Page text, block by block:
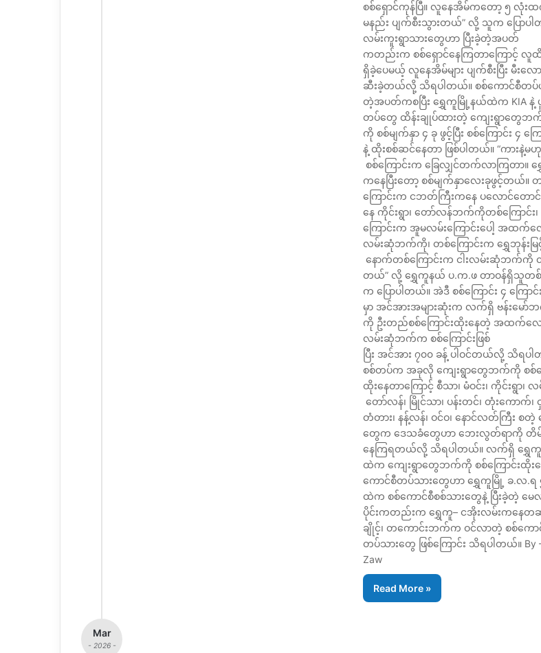
စစ်ရှောင်ကုန်ပြီ။ လူနေအိမ်ကတော့ ၅ လုံး
မနည်း ပျက်စီးသွားတယ်” လို့ သူက ပြောပ
လမ်းကူးရွာသားတွေဟာ ပြီးခဲ့တဲ့အပတ်
ကတည်းက စစ်ရှောင်နေကြတာကြောင့် လူ
ရှိခဲ့ပေမယ့် လူနေအိမ်များ ပျက်စီးပြီး မီးလေ
ဆီးခဲ့တယ်လို့ သိရပါတယ်။ စစ်ကောင်စီတပ်ဟ
တဲ့အပတ်ကစပြီး ရွှေကူမြို့နယ်ထဲက KIA နဲ့ ပူး
တပ်တွေ ထိန်းချုပ်ထားတဲ့ ကျေးရွာတွေဘ
ကို စစ်မျက်နှာ ၄ ခု ဖွင့်ပြီး စစ်ကြောင်း ၄ ကြေ
နဲ့ ထိုးစစ်ဆင်နေတာ ဖြစ်ပါတယ်။ “ကားနဲ့မ
စစ်ကြောင်းက ခြေလျှင်တက်လာကြတာ။
ကနေပြီးတော့ စစ်မျက်နှာလေးခုဖွင့်တယ်။
ကြောင်းက ငဘတ်ကြီးကနေ ပလောင်တော
နေ ကိုင်းရွာ၊ တော်လန်ဘက်ကိုတစ်ကြောင်း
ကြောင်းက အူမလမ်းကြောင်းပေါ့ အထက်လ
လမ်းဆုံဘက်ကို၊ တစ်ကြောင်းက ရွှေဘုန်းမ
နောက်တစ်ကြောင်းက ငါးလမ်းဆုံဘက်ကို
တယ်” လို့ ရွှေကူနယ် ပ.က.ဖ တာဝန်ရှိသူတစ်
က ပြောပါတယ်။ အဲဒီ စစ်ကြောင်း ၄ ကြော
မှာ အင်အားအများဆုံးက လက်ရှိ ဗန်းမော်
ကို ဦးတည်စစ်ကြောင်းထိုးနေတဲ့ အထက်လေ
လမ်းဆုံဘက်က စစ်ကြောင်းဖြစ်
ပြီး အင်အား ၇၀၀ ခန့် ပါဝင်တယ်လို့ သိရပ
စစ်တပ်က အခုလို ကျေးရွာတွေဘက်ကို စစ်က
ထိုးနေတာကြောင့် စီသာ၊ မံဝင်း၊ ကိုင်းရွာ၊ လ
တော်လန်၊ မြိုင်သာ၊ ပန်းတင်၊ တုံးကောက်၊
တံတား၊ နန့်လန်၊ ဝင်ဝ၊ နောင်လတ်ကြီး စတဲ့
တွေက ဒေသခံတွေဟာ ဘေးလွတ်ရာကို တိမ်
နေကြရတယ်လို့ သိရပါတယ်။ လက်ရှိ ရွှေ
ထဲက ကျေးရွာတွေဘက်ကို စစ်ကြောင်းထိုး
ကောင်စီတပ်သားတွေဟာ ရွှေကူမြို့ ခ.လ.ရ
ထဲက စစ်ကောင်စီစစ်သားတွေနဲ့ ပြီးခဲ့တဲ့ မေ
ပိုင်းကတည်းက ရွှေကူ– ငအိုးလမ်းကနေတ
ချိုင့်၊ တကောင်းဘက်က ဝင်လာတဲ့ စစ်ကော
တပ်သားတွေ ဖြစ်ကြောင်း သိရပါတယ်။ By
Zaw
Read More »
Mar
- 2026 -